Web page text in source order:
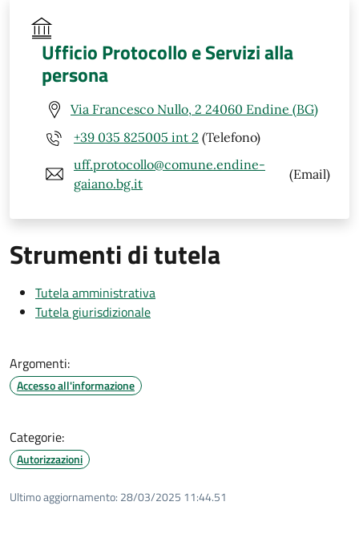
Ufficio Protocollo e Servizi alla
persona
Via Francesco Nullo, 2 24060 Endine (BG)
+39 035 825005 int 2 (Telefono)
uff.protocollo@comune.endine-
gaiano.bg.it
(Email)
Strumenti di tutela
Tutela amministrativa
Tutela giurisdizionale
Argomenti:
Accesso all'informazione
Categorie:
Autorizzazioni
Ultimo aggiornamento: 28/03/2025 11:44.51